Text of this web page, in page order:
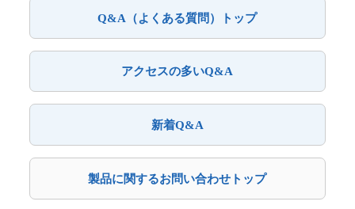
Q&A（よくある質問）トップ
アクセスの多いQ&A
新着Q&A
製品に関するお問い合わせトップ